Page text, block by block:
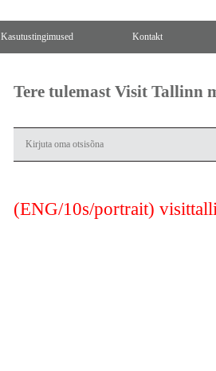
Kasutustingimused Kontakt
Tere tulemast Visit Tallinn
(ENG/10s/portrait)